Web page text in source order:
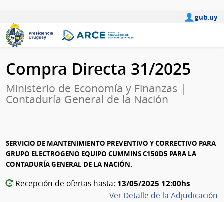
gub.uy
Compra Directa 31/2025
Ministerio de Economía y Finanzas |
Contaduría General de la Nación
SERVICIO DE MANTENIMIENTO PREVENTIVO Y CORRECTIVO PARA
GRUPO ELECTROGENO EQUIPO CUMMINS C150D5 PARA LA
CONTADURÍA GENERAL DE LA NACIÓN.
Recepción de ofertas hasta: 13/05/2025 12:00hs
Ver Detalle de la Adjudicación